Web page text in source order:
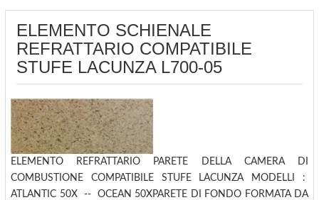
ELEMENTO SCHIENALE
REFRATTARIO COMPATIBILE
STUFE LACUNZA L700-05
ELEMENTO REFRATTARIO PARETE DELLA CAMERA DI
COMBUSTIONE COMPATIBILE STUFE LACUNZA MODELLI :
ATLANTIC 50X -- OCEAN 50XPARETE DI FONDO FORMATA DA